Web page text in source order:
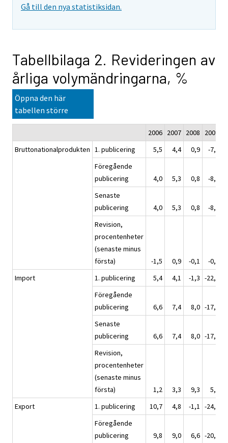
Gå till den nya statistiksidan.
Tabellbilaga 2. Revideringen av
årliga volymändringarna, %
Öppna den här
tabellen större
2006 2007 2008 2009
Bruttonationalprodukten 1. publicering 5,5 4,4 0,9
-7,8
Föregående
publicering
4,0 5,3 0,8
-8,1
Senaste
publicering
4,0 5,3 0,8
-8,1
Revision,
procentenheter
(senaste minus
första)
-1,5 0,9 -0,1
-0,3
Import
1. publicering 5,4 4,1 -1,3 -22,3
Föregående
publicering
6,6 7,4 8,0 -17,0
Senaste
publicering
6,6 7,4 8,0 -17,0
Revision,
procentenheter
(senaste minus
första)
1,2 3,3 9,3
5,3
Export
1. publicering 10,7 4,8 -1,1 -24,3
Föregående
publicering
9,8 9,0 6,6 -20,1